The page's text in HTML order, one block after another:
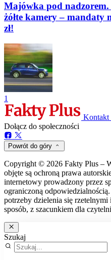
Majówka pod
żółte kamery – mandaty
zł!
1
Kontakt
Dołącz do społeczności
Powrót do góry
Copyright © 2026 Fakty Plus –
objęte są ochroną prawa
internetowy prowadzony przez
ograniczoną
potrzeby dzielenia się
sposób, z szacunkiem dla
Szukaj